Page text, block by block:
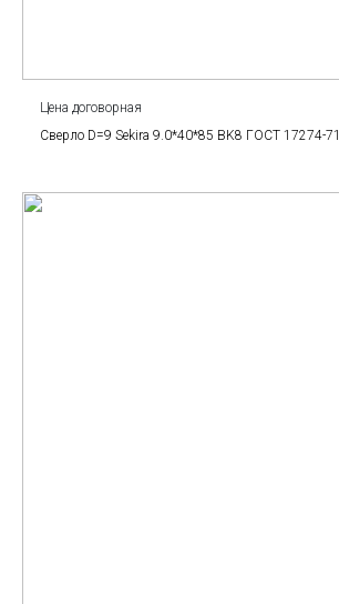
Цена договорная
Сверло D=9 Sekira 9.0*40*85 BK8 ГОСТ 17274-71